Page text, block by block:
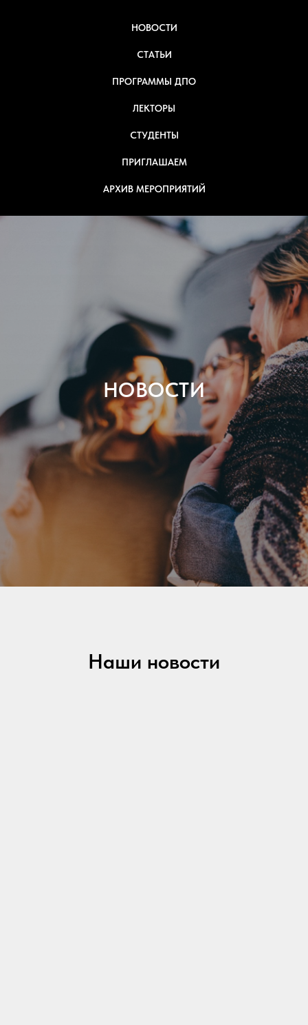
НОВОСТИ
СТАТЬИ
ПРОГРАММЫ ДПО
ЛЕКТОРЫ
СТУДЕНТЫ
ПРИГЛАШАЕМ
АРХИВ МЕРОПРИЯТИЙ
НОВОСТИ
Наши новости